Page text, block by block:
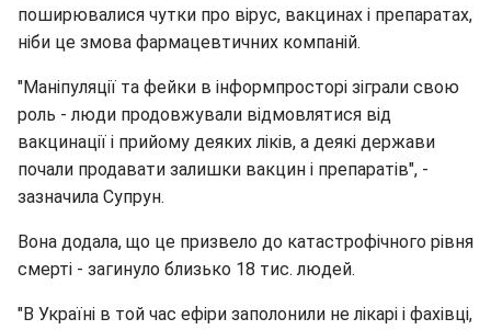
поширювалися чутки про вірус, вакцинах і препаратах,
ніби це змова фармацевтичних компаній.
"Маніпуляції та фейки в інформпросторі зіграли свою
роль - люди продовжували відмовлятися від
вакцинації і прийому деяких ліків, а деякі держави
почали продавати залишки вакцин і препаратів", -
зазначила Супрун.
Вона додала, що це призвело до катастрофічного рівня
смерті - загинуло близько 18 тис. людей.
"В Україні в той час ефіри заполонили не лікарі і фахівці,